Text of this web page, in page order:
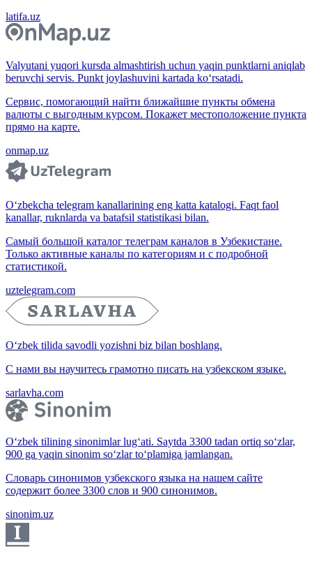
latifa.uz
Valyutani yuqori kursda almashtirish uchun yaqin punktlarni aniqlab
beruvchi servis. Punkt joylashuvini kartada ko‘rsatadi.
Сервис, помогающий найти ближайшие пункты обмена
валюты с выгодным курсом. Покажет местоположение пункта
прямо на карте.
onmap.uz
O‘zbekcha telegram kanallarining eng katta katalogi. Faqt faol
kanallar, ruknlarda va batafsil statistikasi bilan.
Самый большой каталог телеграм каналов в Узбекистане.
Только активные каналы по категориям и с подробной
статистикой.
uztelegram.com
O‘zbek tilida savodli yozishni biz bilan boshlang.
С нами вы научитесь грамотно писать на узбекском языке.
sarlavha.com
O‘zbek tilining sinonimlar lug‘ati. Saytda 3300 tadan ortiq so‘zlar,
900 ga yaqin sinonim so‘zlar to‘plamiga jamlangan.
Словарь синонимов узбекского языка на нашем сайте
содержит более 3300 слов и 900 синонимов.
sinonim.uz